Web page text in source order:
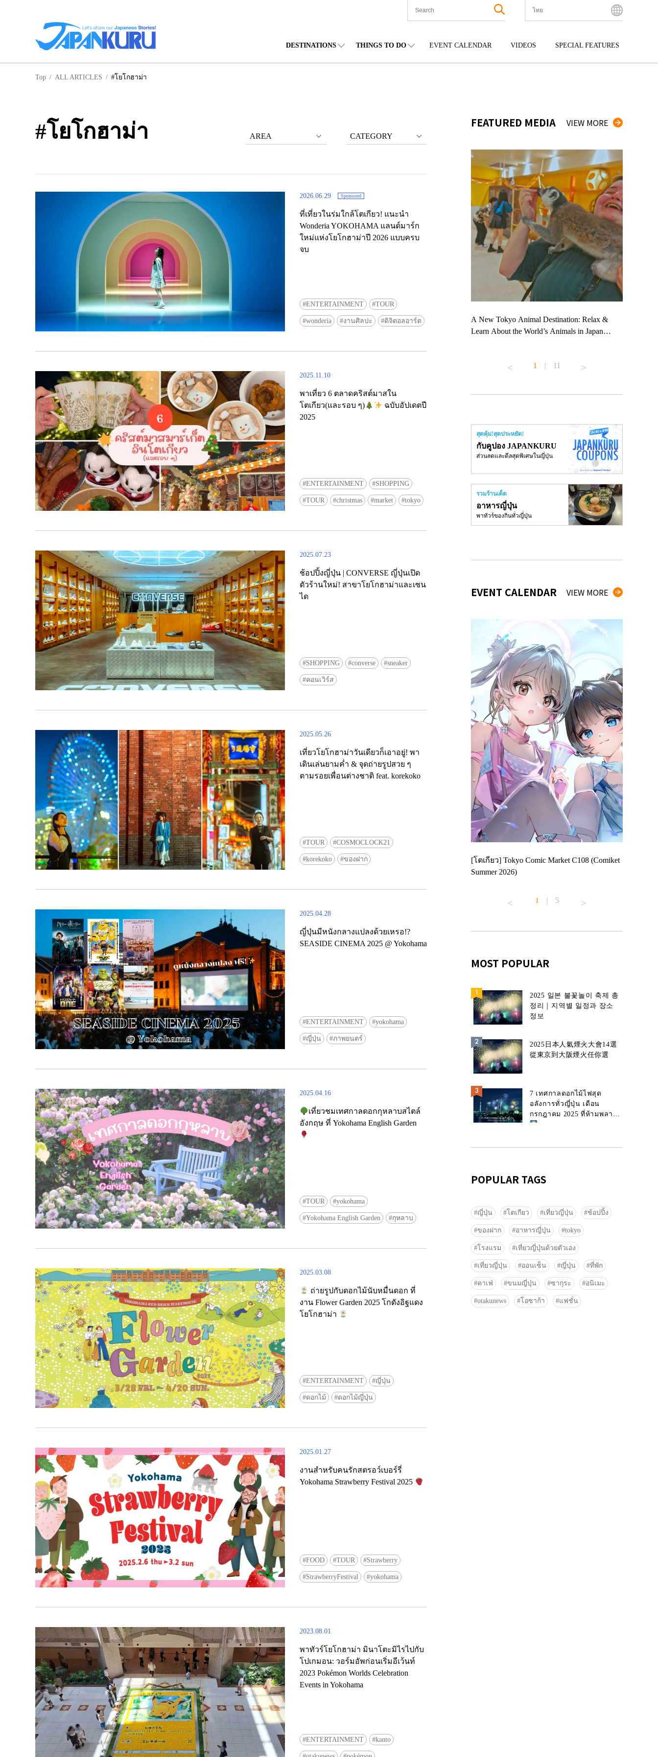
ไทย
Tiếng Việt
DESTINATIONS THINGS TO DO EVENT CALENDAR VIDEOS SPECIAL FEATURES
Top / ALL ARTICLES / #โยโกฮาม่า
#โยโกฮาม่า AREA CATEGORY
2026.06.29 Sponsored
ที่เที่ยวในร่มใกล้โตเกียว! แนะนำ
Wonderia YOKOHAMA แลนด์มาร์ก
ใหม่แห่งโยโกฮาม่าปี 2026 แบบครบ
จบ
ENTERTAINMENT TOUR
wonderia งานศิลปะ ดิจิตอลอาร์ต
2025.11.10
พาเที่ยว 6 ตลาดคริสต์มาสใน
โตเกียว(และรอบ ๆ)
ฉบับอัปเดตปี
2025
ENTERTAINMENT SHOPPING
TOUR christmas market tokyo
2025.07.23
ช้อปปิ้งญี่ปุ่น | CONVERSE ญี่ปุ่นเปิด
ตัวร้านใหม่! สาขาโยโกฮาม่าและเซน
ได
SHOPPING converse sneaker
คอนเวิร์ส
2025.05.26
เที่ยวโยโกฮาม่าวันเดียวก็เอาอยู่! พา
เดินเล่นยามค่ำ & จุดถ่ายรูปสวย ๆ
ตามรอยเพื่อนต่างชาติ feat. korekoko
TOUR COSMOCLOCK21
korekoko ของฝาก
2025.04.28
ญี่ปุ่นมีหนังกลางแปลงด้วยเหรอ!?
SEASIDE CINEMA 2025 @ Yokohama
ENTERTAINMENT yokohama
ญี่ปุ่น ภาพยนตร์
2025.04.16
เที่ยวชมเทศกาลดอกกุหลาบสไตล์
อังกฤษ ที่ Yokohama English Garden
TOUR yokohama
Yokohama English Garden กุหลาบ
2025.03.08
ถ่ายรูปกับดอกไม้นับหมื่นดอก ที่
งาน Flower Garden 2025 โกดังอิฐแดง
โยโกฮาม่า
ENTERTAINMENT ญี่ปุ่น
ดอกไม้ ดอกไม้ญี่ปุ่น
2025.01.27
งานสำหรับคนรักสตรอว์เบอร์รี่
Yokohama Strawberry Festival 2025
FOOD TOUR Strawberry
StrawberryFestival yokohama
2023.08.01
พาทัวร์โยโกฮาม่า มินาโตะมิไรไปกับ
โปเกมอน: วอร์มอัพก่อนเริ่มอีเว้นท์
2023 Pokémon Worlds Celebration
Events in Yokohama
ENTERTAINMENT kanto
FEATURED MEDIA VIEW MORE
Ready to see TeamLab in Kyoto!? At TeamLab
>> Find out more at Japankuru.com! (link in bio)
#japankuru #teamlab #teamlabbiovortex #kyoto
#kyototrip #japantravel #artnews
A New Tokyo Animal Destination: Relax &
Learn About the World’s Animals in Japan
#japantrip #카피바라 #애니터치 #아이와가볼
#anitouchtokyodome
1 | 11
สุดคุ้ม!สุดประหยัด!
กับคูปอง JAPANKURU
ส่วนลดและดีลสุดพิเศษในญี่ปุ่น
รวมร้านเด็ด
อาหารญี่ปุ่น
พาทัวร์ของกินทั่วญี่ปุ่น
EVENT CALENDAR VIEW MORE
[โตเกียว] ‘Tokyu Electric Railway x Enjoy
[โตเกียว] Tokyo Comic Market C108 (Comiket
Summer 2026)
1 | 5
MOST POPULAR
2025 일본 불꽃놀이 축제 총
정리｜지역별 일정과 장소
정보
2025日本人氣煙火大會14選
從東京到大阪煙火任你選
7 เทศกาลดอกไม้ไฟสุด
อลังการทั่วญี่ปุ่น เดือน
กรกฎาคม 2025 ที่ห้ามพลาด!
POPULAR TAGS
ญี่ปุ่น โตเกียว เที่ยวญี่ปุ่น ช้อปปิ้ง
ของฝาก อาหารญี่ปุ่น tokyo
โรงแรม เที่ยวญี่ปุ่นด้วยตัวเอง
เที่ยวญี่ปุ่น ออนเซ็น ญี่ปุ่น ที่พัก
คาเฟ่ ขนมญี่ปุ่น ซากุระ อนิเมะ
otakunews โอซาก้า แฟชั่น